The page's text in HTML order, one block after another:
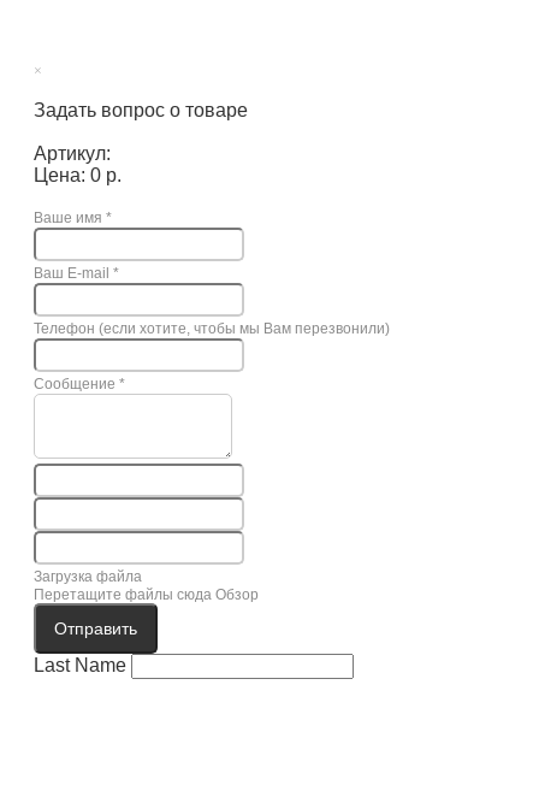
×
Задать вопрос о товаре
Артикул:
Цена: 0 р.
Ваше имя *
Ваш E-mail *
Телефон (если хотите, чтобы мы Вам перезвонили)
Сообщение *
Загрузка файла
Перетащите файлы сюда Обзор
Отправить
Last Name